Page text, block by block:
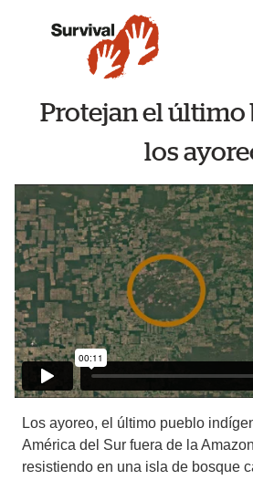
Protejan el último
los
Los ayoreo, el último pueblo
América del Sur fuera de la
resistiendo en una isla de bosque